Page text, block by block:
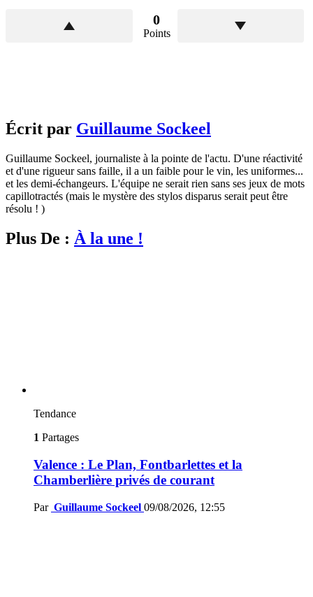
0
Points
Écrit par Guillaume Sockeel
Guillaume Sockeel, journaliste à la pointe de l'actu. D'une réactivité
et d'une rigueur sans faille, il a un faible pour le vin, les uniformes...
et les demi-échangeurs. L'équipe ne serait rien sans ses jeux de mots
capillotractés (mais le mystère des stylos disparus serait peut être
résolu ! )
Plus De : À la une !
Tendance
1 Partages
Valence : Le Plan, Fontbarlettes et la
Chamberlière privés de courant
Par Guillaume Sockeel 09/08/2026, 12:55